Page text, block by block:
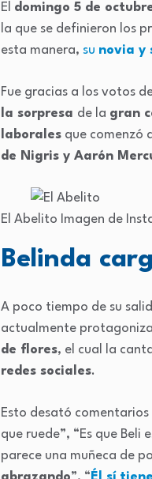
El domingo 5 de
la que se definieron los
esta manera, su novia y
Fue gracias a los votos
la sorpresa de la gran
laborales que comenzó
de Nigris y Aarón
El Abelito Imagen de
Belinda
A poco tiempo de su
actualmente
de flores, el cual la
redes sociales.
Esto desató
que ruede”, “Es que Beli
parece una muñeca de